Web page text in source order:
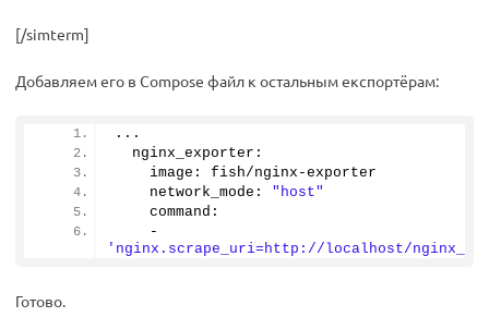
[/simterm]
Добавляем его в Compose файл к остальным експортёрам:
...
  nginx_exporter:
    image: fish/nginx-exporter
    network_mode:
"host"
    command:
'nginx.scrape_uri=http://localhost/
Готово.